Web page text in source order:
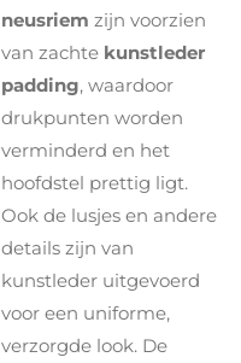
neusriem zijn voorzien
van zachte kunstleder
padding, waardoor
drukpunten worden
verminderd en het
hoofdstel prettig ligt.
Ook de lusjes en andere
details zijn van
kunstleder uitgevoerd
voor een uniforme,
verzorgde look. De